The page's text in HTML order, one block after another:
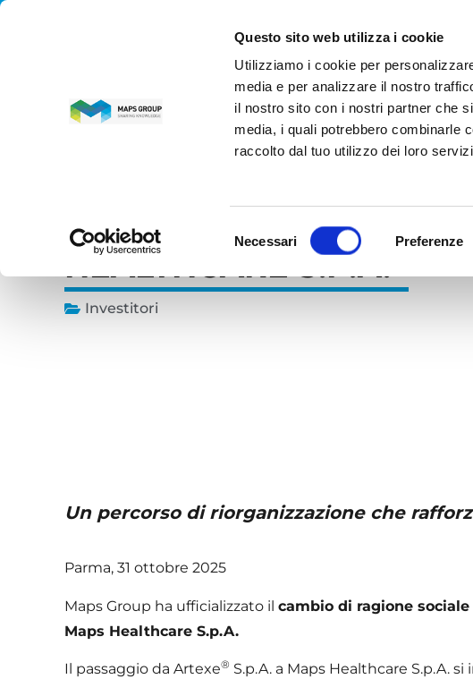
Questo sito web utilizza i cookie
Utilizziamo i cookie per
media e per analizzare il nostro
il nostro sito con i nostri partner che
media, i quali potrebbero combinarle
raccolto dal tuo utilizzo dei loro
del
Necessari Preferenze
MAPS GROUP MERCATI
Artexe® S.p.A. diventa Maps
ARTEXE® S.P.A.
HEALTHCARE S.P.A.
Investitori
Un percorso di riorganizzazione che
Parma, 31 ottobre 2025
Maps Group ha ufficializzato il cambio di ragione
Maps Healthcare S.p.A.
Il passaggio da Artexe® S.p.A. a Maps Healthcare S.p.A.